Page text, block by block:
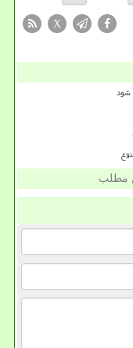
X
شود
مطلب